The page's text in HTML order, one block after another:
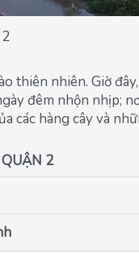
thiên nhiên. Giờ
đêm nhộn nhịp;
các hàng cây và
2